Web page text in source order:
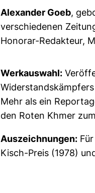
Alexander Goeb,
verschiedenen
Honorar-Redakteur,
Werkauswahl:
Mehr als ein
den Roten Khmer
Auszeichnungen:
Kisch-Preis (1978)